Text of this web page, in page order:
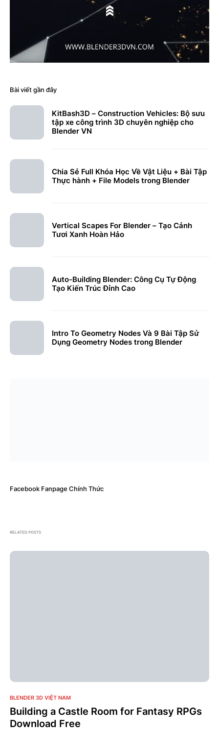
Bài viết gần đây
KitBash3D – Construction Vehicles: Bộ sưu
tập xe công trình 3D chuyên nghiệp cho
Blender VN
Chia Sẻ Full Khóa Học Về Vật Liệu + Bài Tập
Thực hành + File Models trong Blender
Vertical Scapes For Blender – Tạo Cảnh
Tươi Xanh Hoàn Hảo
Auto-Building Blender: Công Cụ Tự Động
Tạo Kiến Trúc Đỉnh Cao
Intro To Geometry Nodes Và 9 Bài Tập Sử
Dụng Geometry Nodes trong Blender
Facebook Fanpage Chính Thức
RELATED POSTS
BLENDER 3D VIỆT NAM
Building a Castle Room for Fantasy RPGs
Download Free